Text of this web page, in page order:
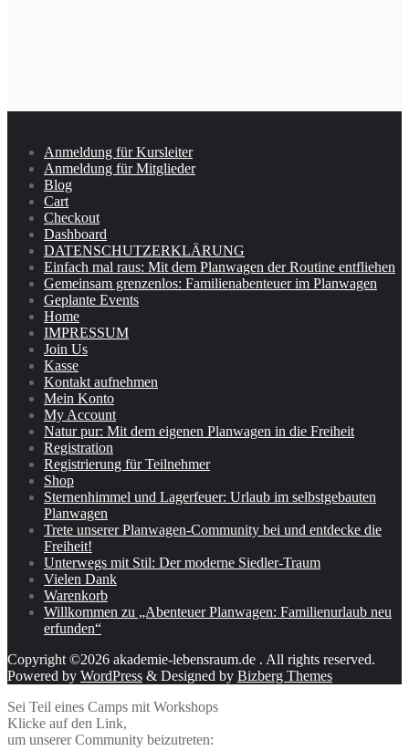
Anmeldung für Kursleiter
Anmeldung für Mitglieder
Blog
Cart
Checkout
Dashboard
DATENSCHUTZERKLÄRUNG
Einfach mal raus: Mit dem Planwagen der Routine entfliehen
Gemeinsam grenzenlos: Familienabenteuer im Planwagen
Geplante Events
Home
IMPRESSUM
Join Us
Kasse
Kontakt aufnehmen
Mein Konto
My Account
Natur pur: Mit dem eigenen Planwagen in die Freiheit
Registration
Registrierung für Teilnehmer
Shop
Sternenhimmel und Lagerfeuer: Urlaub im selbstgebauten
Planwagen
Trete unserer Planwagen-Community bei und entdecke die
Freiheit!
Unterwegs mit Stil: Der moderne Siedler-Traum
Vielen Dank
Warenkorb
Willkommen zu „Abenteuer Planwagen: Familienurlaub neu
erfunden“
Copyright ©2026 akademie-lebensraum.de . All rights reserved.
Powered by WordPress & Designed by Bizberg Themes
Sei Teil eines Camps mit Workshops
Klicke auf den Link,
um unserer Community beizutreten: